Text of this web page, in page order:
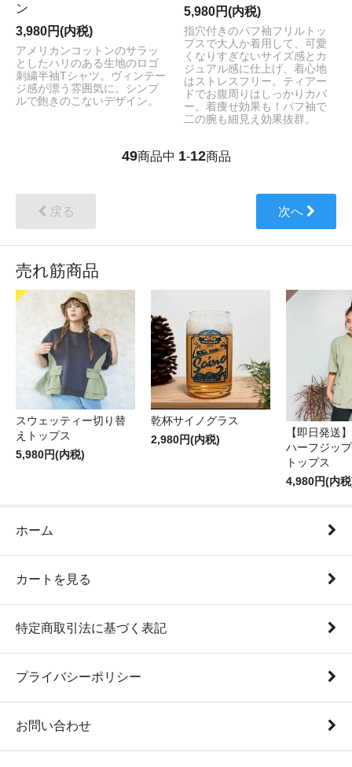
ン
3,980円(内税)
アメリカンコットンのサラッ
としたハリのある生地のロゴ
刺繍半袖Tシャツ。ヴィンテー
ジ感が漂う雰囲気に。シンプ
ルで飽きのこないデザイン。
5,980円(内税)
指穴付きのパフ袖フリルトッ
プスで大人か着用して、可愛
くなりすぎないサイズ感とカ
ジュアル感に仕上げ、着心地
はストレスフリー。ティアー
ドでお腹周りはしっかりカバ
ー。着痩せ効果も！パフ袖で
二の腕も細見え効果抜群。
49商品中 1-12商品
戻る 次へ
売れ筋商品
スウェッティー切り替
えトップス
5,980円(内税)
乾杯サイノグラス
2,980円(内税)
【即日発送
ハーフジッ
トップス
4,980円(内
ホーム
カートを見る
特定商取引法に基づく表記
プライバシーポリシー
お問い合わせ